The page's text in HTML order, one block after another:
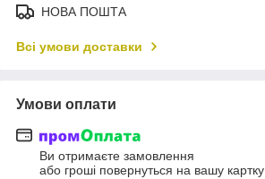
НОВА ПОШТА
Всі умови доставки
Умови оплати
Ви отримаєте замовлення
або гроші повернуться на вашу картку